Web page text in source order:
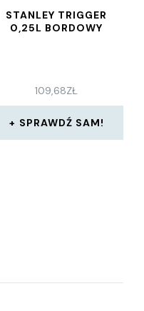
STANLEY TRIGGER
0,25L BORDOWY
109,68ZŁ
SPRAWDŹ SAM!